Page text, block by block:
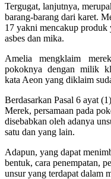
Tergugat, lanjutnya,
barang-barang dari karet.
17 yakni mencakup produk
asbes dan mika.
Amelia mengklaim
pokoknya dengan milik
kata Aeon yang diklaim
Berdasarkan Pasal 6 ayat
Merek, persamaan pada
disebabkan oleh adanya
satu dan yang lain.
Adapun, yang dapat
bentuk, cara penempatan,
unsur yang terdapat dalam